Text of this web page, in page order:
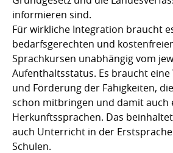
informieren sind.
Für wirkliche Integration braucht
bedarfsgerechten und
Sprachkursen unabhängig vom
Aufenthaltsstatus. Es braucht
und Förderung der Fähigkeiten,
schon mitbringen und damit auch
Herkunftssprachen. Das
auch Unterricht in der
Schulen.